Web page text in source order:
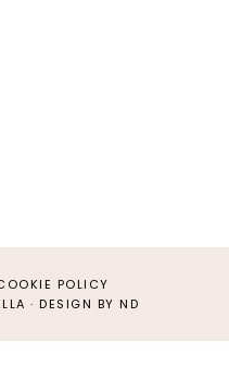
POLICY
· DESIGN BY ND